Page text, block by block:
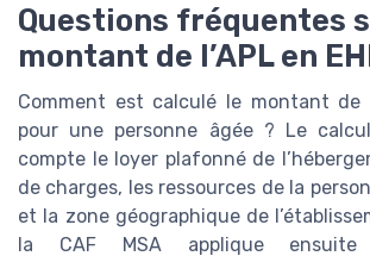
Questions fréquentes
montant de l’APL en
Comment est calculé le montant de
pour une personne âgée ? Le
compte le loyer plafonné de
de charges, les ressources de la
et la zone géographique de
la CAF MSA applique